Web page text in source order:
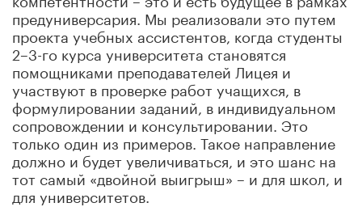
предуниверсария. Мы реализовали это путем
проекта учебных ассистентов, когда студенты
2–3-го курса университета становятся
помощниками преподавателей Лицея и
участвуют в проверке работ учащихся, в
формулировании заданий, в индивидуальном
сопровождении и консультировании. Это
только один из примеров. Такое направление
должно и будет увеличиваться, и это шанс на
тот самый «двойной выигрыш» – и для школ, и
для университетов.